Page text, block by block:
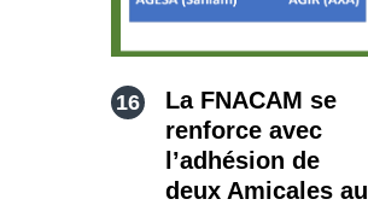
La FNACAM se
renforce avec
l’adhésion de
deux Amicales au